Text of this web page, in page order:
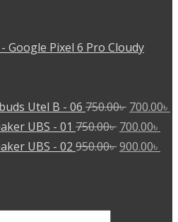
Google Pixel 6 Pro Cloudy
Utel B - 06 750.00৳ Original
price
was:
700.00৳
UBS - 01 750.00৳ Original
price
700.00৳
UBS - 02 950.00৳Original
900.00৳